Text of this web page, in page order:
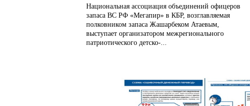
Национальная ассоциация объединений офицеров
запаса ВС РФ «Мегапир» в КБР, возглавляемая
полковником запаса Жашарбеком Атаевым,
выступает организатором межрегионального
патриотического детско-...